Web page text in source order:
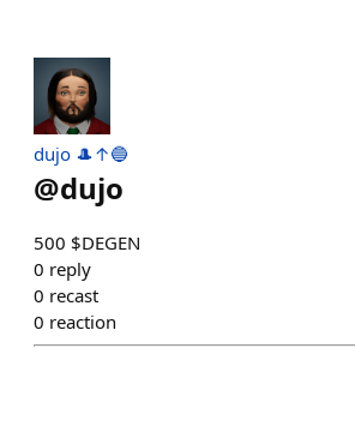
dujo 🎩↑🔵
@dujo
500 $DEGEN
0 reply
0 recast
0 reaction